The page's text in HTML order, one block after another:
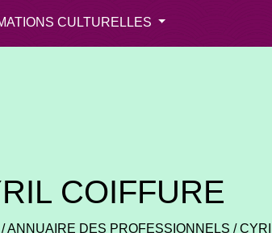
CULTURELLES
COIFFURE
/ANNUAIRE DES PROFESSIONNELS /